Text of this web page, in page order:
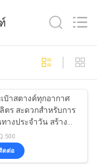
69
เป๋าสตางค์ทุกอากาศ
ตร สะดวกสําหรับการ
ทางประจําวัน สร้าง
พื่อท้าทายสภาพ
ล้อม
ดต่อ